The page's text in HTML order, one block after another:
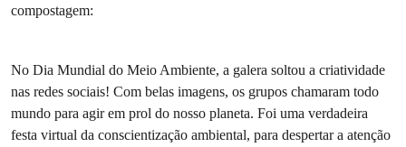
compostagem:
No Dia Mundial do Meio Ambiente, a galera soltou a criatividade
nas redes sociais! Com belas imagens, os grupos chamaram todo
mundo para agir em prol do nosso planeta. Foi uma verdadeira
festa virtual da conscientização ambiental, para despertar a atenção